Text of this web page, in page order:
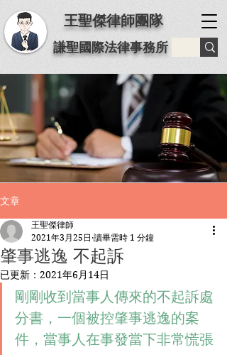
王聖傑律師團隊
謙聖國際法律事務所
文章
肇事逃逸 不起訴
王聖傑律師
2021年3月25日 讀畢需時 1 分鐘
已更新： 2021年6月14日
剛剛收到當事人傳來的不起訴處
分書，一個被控肇事逃逸的案
件，當事人在事發當下非常慌張